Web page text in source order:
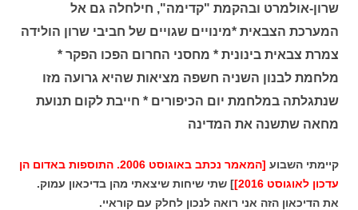
שרון-אולמרט ובהקמת "קדימה", חילחלה גם אל
המערכת הצבאית *מינויים שגויים של חביבי שרון הולידה
צמרת צבאית בינונית * מחסני החרום הפכו הפקר *
מלחמת לבנון השניה חשפה מציאות שהיא גרועה מזו
שנתגלתה במלחמת יום הכיפורים * חייבת לקום תנועת
מחאה שתשנה את המדינה
קיימתי השבוע
[המאמר נכתב באוגוסט 2006. התוספות באדום הן
עדכון לאוגוסט 2016]
] שתי שיחות שיצאתי מהן בדיכאון עמוק.
את הדיכאון הזה אני רואה לנכון לחלק עם קוראיי.